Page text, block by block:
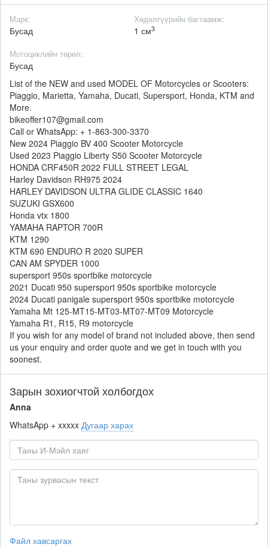
Марк:
Бусад
Хөдөлгүүрийн багтаамж:
1 см3
Мотоциклийн төрөл:
Бусад
List of the NEW and used MODEL OF Motorcycles or Scooters:
Piaggio, Marietta, Yamaha, Ducati, Supersport, Honda, KTM and
More.
bikeoffer107@gmail.com
Call or WhatsApp: + 1-863-300-3370
New 2024 Piaggio BV 400 Scooter Motorcycle
Used 2023 Piaggio Liberty S50 Scooter Motorcycle
HONDA CRF450R 2022 FULL STREET LEGAL
Harley Davidson RH975 2024
HARLEY DAVIDSON ULTRA GLIDE CLASSIC 1640
SUZUKI GSX600
Honda vtx 1800
YAMAHA RAPTOR 700R
KTM 1290
KTM 690 ENDURO R 2020 SUPER
CAN AM SPYDER 1000
supersport 950s sportbike motorcycle
2021 Ducati 950 supersport 950s sportbike motorcycle
2024 Ducati panigale supersport 950s sportbike motorcycle
Yamaha Mt 125-MT15-MT03-MT07-MT09 Motorcycle
Yamaha R1, R15, R9 motorcycle
If you wish for any model of brand not included above, then send
us your enquiry and order quote and we get in touch with you
soonest.
Зарын зохиогчтой холбогдох
Anna
WhatsApp + xxxxx Дугаар харах
Файл хавсаргах